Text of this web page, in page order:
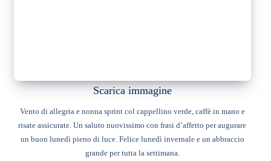
Scarica immagine
Vento di allegria e nonna sprint col cappellino verde, caffè in mano e
risate assicurate. Un saluto nuovissimo con frasi d’affetto per augurare
un buon lunedì pieno di luce. Felice lunedì invernale e un abbraccio
grande per tutta la settimana.